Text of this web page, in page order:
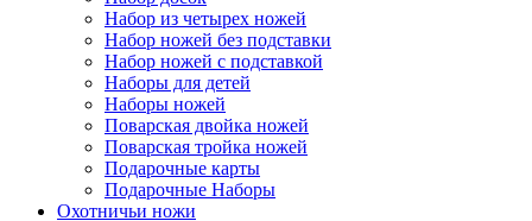
Набор из четырех ножей
Набор ножей без подставки
Набор ножей с подставкой
Наборы для детей
Наборы ножей
Поварская двойка ножей
Поварская тройка ножей
Подарочные карты
Подарочные Наборы
Охотничьи ножи